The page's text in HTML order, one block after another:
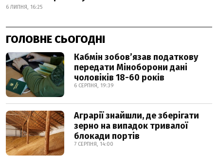
6 ЛИПНЯ, 16:25
ГОЛОВНЕ СЬОГОДНІ
Кабмін зобовʼязав податкову
передати Міноборони дані
чоловіків 18-60 років
6 СЕРПНЯ, 19:39
Аграрії знайшли, де зберігати
зерно на випадок тривалої
блокади портів
7 СЕРПНЯ, 14:00